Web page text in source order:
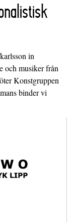
in
och musiker från
Konstgruppen
binder vi